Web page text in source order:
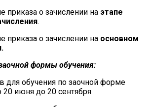
приказа о зачислении на этапе
.
приказа о зачислении на основном
формы обучения:
для обучения по заочной форме
20 июня до 20 сентября.